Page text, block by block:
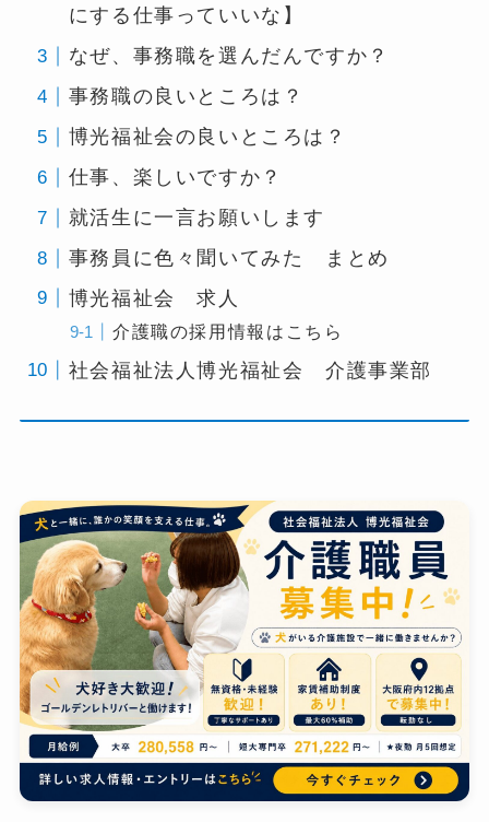
にする仕事っていいな】
なぜ、事務職を選んだんですか？
事務職の良いところは？
博光福祉会の良いところは？
仕事、楽しいですか？
就活生に一言お願いします
事務員に色々聞いてみた まとめ
博光福祉会 求人
介護職の採用情報はこちら
社会福祉法人博光福祉会 介護事業部